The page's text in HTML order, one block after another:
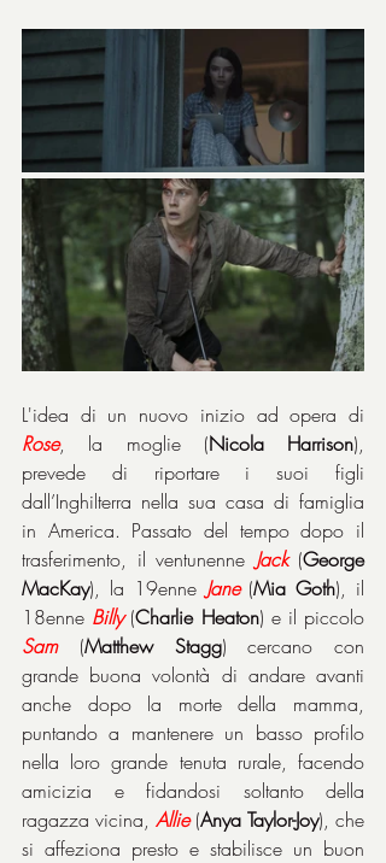
Rose, la moglie (Nicola Harrison),
prevede di riportare i suoi figli
dall’Inghilterra nella sua casa di famiglia
in America. Passato del tempo dopo il
trasferimento, il ventunenne Jack (George
MacKay), la 19enne Jane (Mia Goth), il
18enne Billy (Charlie Heaton
Sam (Matthew Stagg) cercano con
grande buona volontà di andare avanti
anche dopo la morte della mamma,
puntando a mantenere un basso profilo
nella loro grande tenuta rurale, facendo
amicizia e fidandosi soltanto della
ragazza vicina, Allie (Anya Taylor-Joy), che
si affeziona presto e stabilisce un buon